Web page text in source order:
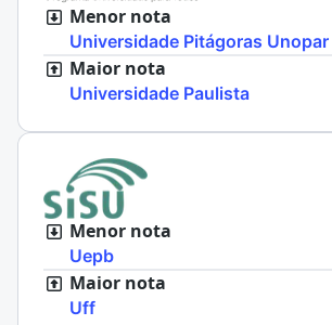
Menor nota
Universidade Pitágoras Unopar
Maior nota
Universidade Paulista
Menor nota
Uepb
Maior nota
Uff